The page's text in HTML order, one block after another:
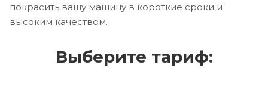
покрасить вашу машину в короткие сроки и
высоким качеством.
Выберите тариф: